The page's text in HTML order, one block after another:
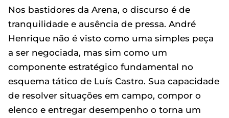
Nos bastidores da Arena, o discurso é de
tranquilidade e ausência de pressa. André
Henrique não é visto como uma simples peça
a ser negociada, mas sim como um
componente estratégico fundamental no
esquema tático de Luís Castro. Sua capacidade
de resolver situações em campo, compor o
elenco e entregar desempenho o torna um